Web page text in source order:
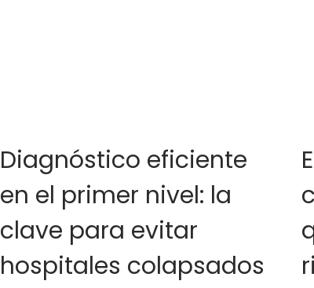
Diagnóstico eficiente
en el primer nivel: la
clave para evitar
hospitales colapsados